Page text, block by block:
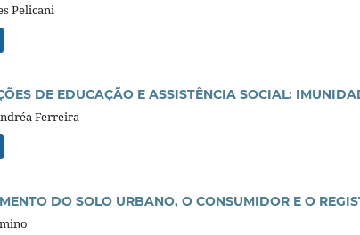
Pelicani
DE EDUCAÇÃO E ASSISTÊNCIA SOCIAL:
Ferreira
DO SOLO URBANO, O CONSUMIDOR E O